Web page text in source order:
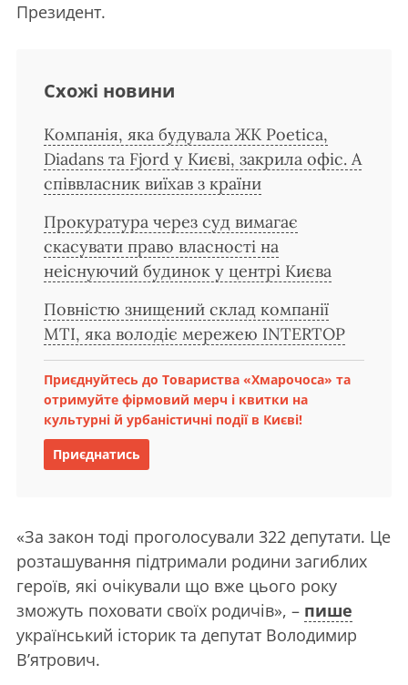
Президент.
Схожі новини
Компанія, яка будувала ЖК Poetica,
Diadans та Fjord у Києві, закрила офіс. А
співвласник виїхав з країни
Прокуратура через суд вимагає
скасувати право власності на
неіснуючий будинок у центрі Києва
Повністю знищений склад компанії
MTI, яка володіє мережею INTERTOP
Приєднуйтесь до Товариства «Хмарочоса» та
отримуйте фірмовий мерч і квитки на
культурні й урбаністичні події в Києві!
Приєднатись
«За закон тоді проголосували 322 депутати. Це
розташування підтримали родини загиблих
героїв, які очікували що вже цього року
зможуть поховати своїх родичів», – пише
український історик та депутат Володимир
В’ятрович.